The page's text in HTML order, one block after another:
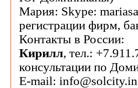
Мария: Skype:
регистрации фирм,
Контакты в России:
Кирилл, тел.:
консультации по
E-mail: